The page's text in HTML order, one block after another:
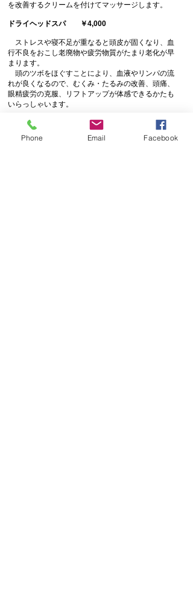
を改善するクリームを付けてマッサージします。
ドライヘッドスパ ￥4,000
ストレスや寝不足が重なると頭皮が固くなり、血
行不良をおこ し老廃物や疲労物質がたまり老化が早
まります。
頭のツボをほぐすことにより、血液やリンパの流
れが良くなるので、むくみ・たるみの改善、頭痛、
眼精疲労の克服、リフト アップが体感できるかたも
いらっしゃいます。
​着付け
Phone Email Facebook